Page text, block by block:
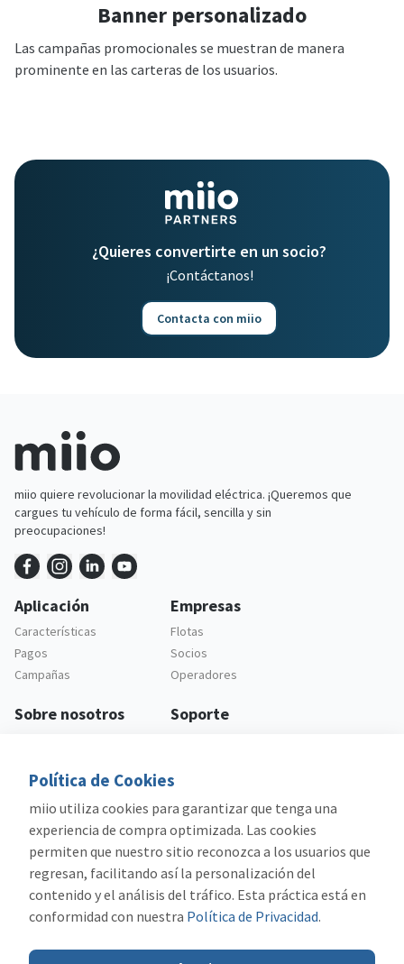
Banner personalizado
Las campañas promocionales se muestran de manera
prominente en las carteras de los usuarios.
¿Quieres convertirte en un socio?
¡Contáctanos!
Contacta con miio
miio quiere revolucionar la movilidad eléctrica. ¡Queremos que
cargues tu vehículo de forma fácil, sencilla y sin
preocupaciones!
Aplicación
Características
Pagos
Campañas
Empresas
Flotas
Socios
Operadores
Sobre nosotros Soporte
Legal
Política de Privacidad
Términos y Condiciones
Política de Cookies
miio utiliza cookies para garantizar que tenga una
experiencia de compra optimizada. Las cookies
permiten que nuestro sitio reconozca a los usuarios que
regresan, facilitando así la personalización del
contenido y el análisis del tráfico. Esta práctica está en
conformidad con nuestra Política de Privacidad.